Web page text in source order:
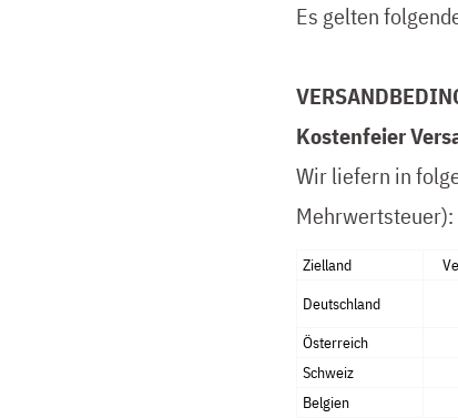
Es gelten
Kostenfeier
Wir liefern in
Mehrwertsteuer):
Zielland
Deutschland
Österreich
Schweiz
Belgien